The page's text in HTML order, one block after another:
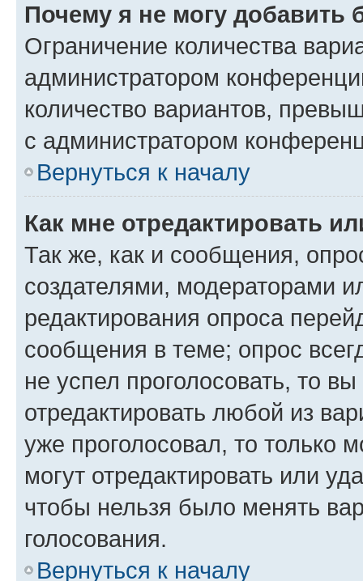
Почему я не могу добавить
Ограничение количества
администратором
количество вариантов,
с администратором
Вернуться к началу
Как мне отредактировать
Так же, как и сообщения,
создателями, модераторами
редактирования опроса
сообщения в теме; опрос
не успел проголосовать, то
отредактировать любой из
уже проголосовал, то только
могут отредактировать или
чтобы нельзя было менять
голосования.
Вернуться к началу